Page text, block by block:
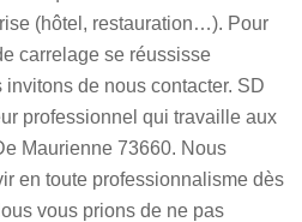
(hôtel, restauration…). Pour
carrelage se réussisse
de nous contacter. SD
professionnel qui travaille aux
Maurienne 73660. Nous
en toute professionnalisme dès
vous prions de ne pas